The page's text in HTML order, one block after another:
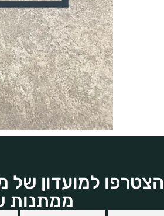
הצטרפו למועדון של
ממתנות